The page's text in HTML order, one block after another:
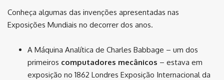
Conheça algumas das invenções apresentadas nas
Exposições Mundiais no decorrer dos anos.
A Máquina Analítica de Charles Babbage – um dos
primeiros computadores mecânicos – estava em
exposição no 1862 Londres Exposição Internacional da